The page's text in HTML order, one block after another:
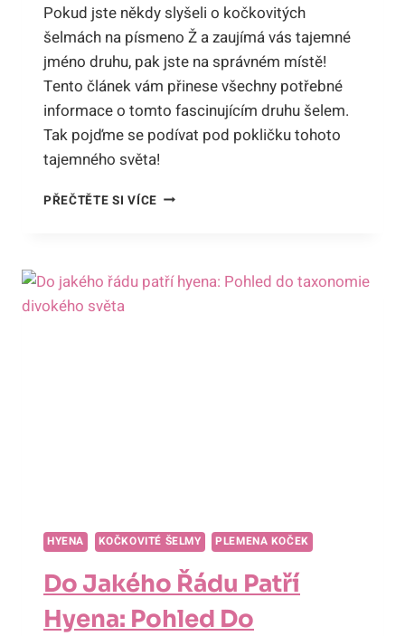
Pokud jste někdy slyšeli o kočkovitých
šelmách na písmeno Ž a zaujímá vás tajemné
jméno druhu, pak jste na správném místě!
Tento článek vám přinese všechny potřebné
informace o tomto fascinujícím druhu šelem.
Tak pojďme se podívat pod pokličku tohoto
tajemného světa!
PŘEČTĚTE SI VÍCEKOČKOVITÉ
TAJEMNÉ
JMÉNO
HYENA KOČKOVITÉ ŠELMY PLEMENA KOČEK
Do Jakého Řádu Patří
Hyena: Pohled Do